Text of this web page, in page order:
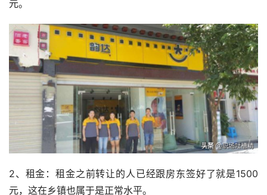
元。
2、租金：租金之前转让的人已经跟房东签好了就是1500
元，这在乡镇也属于是正常水平。